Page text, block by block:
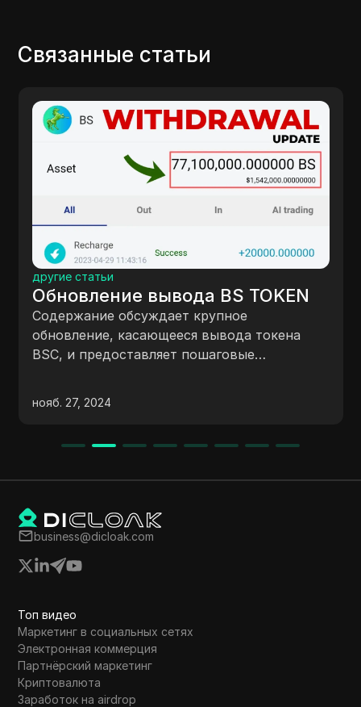
Связанные статьи
другие статьи
Обновление вывода BS TOKEN
Содержание обсуждает крупное
обновление, касающееся вывода токена
BSC, и предоставляет пошаговые
вывести токены. Особое внимание
копирования приватных ключей,
KYC. В видео также рекомендуется выбрать
лучшее время для выполнения KYC из-за
высокой загруженности и предлагается
поддержка для любых вопросов или
нояб. 27, 2024
business@dicloak.com
Топ видео
Маркетинг в социальных сетях
Электронная коммерция
Партнёрский маркетинг
Криптовалюта
Заработок на airdrop